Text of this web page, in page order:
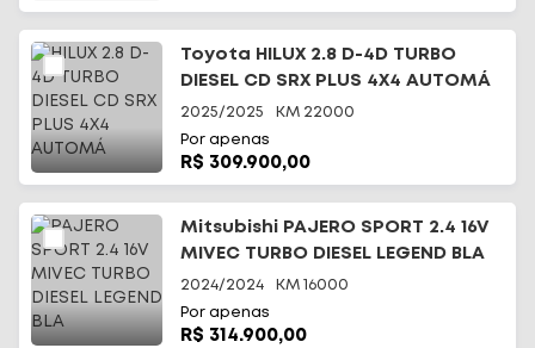
Toyota HILUX 2.8 D-4D TURBO
DIESEL CD SRX PLUS 4X4 AUTOMÁ
2025/2025 KM 22000
Por apenas
R$ 309.900,00
Mitsubishi PAJERO SPORT 2.4 16V
MIVEC TURBO DIESEL LEGEND BLA
2024/2024 KM 16000
Por apenas
R$ 314.900,00